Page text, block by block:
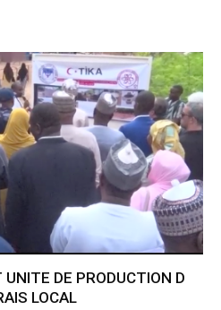
DE PRODUCTION D
LOCAL